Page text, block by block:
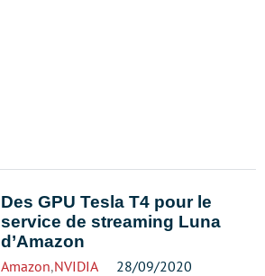
Des GPU Tesla T4 pour le
service de streaming Luna
d’Amazon
Amazon,NVIDIA 28/09/2020